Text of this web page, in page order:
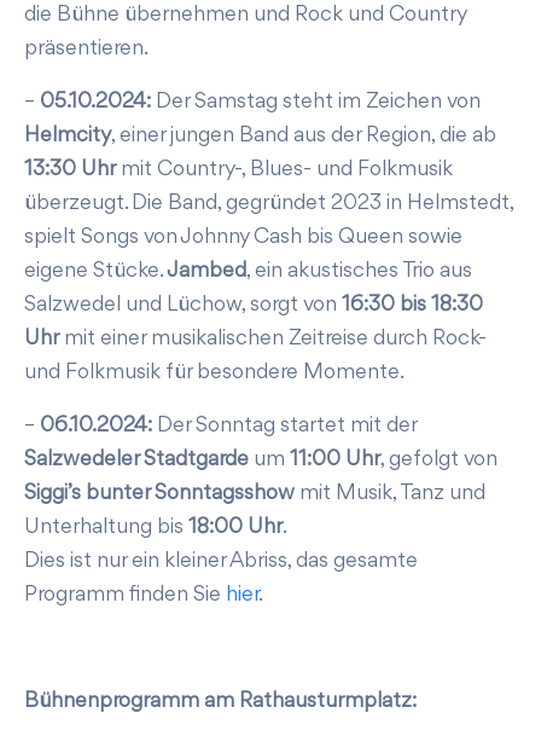
die Bühne übernehmen und Rock und Country
präsentieren.
– 05.10.2024: Der Samstag steht im Zeichen von
Helmcity, einer jungen Band aus der Region, die ab
13:30 Uhrmit Country-, Blues- und Folkmusik
überzeugt. Die Band, gegründet 2023 in Helmstedt,
spielt Songs von Johnny Cash bis Queen sowie
eigene Stücke.Jambed, ein akustisches Trio aus
Salzwedel und Lüchow, sorgt von 16:30 bis 18:30
Uhrmit einer musikalischen Zeitreise durch Rock-
und Folkmusik für besondere Momente.
– 06.10.2024: Der Sonntag startet mit der
Salzwedeler Stadtgarde um 11:00 Uhr, gefolgt von
Siggi’s bunter Sonntagsshow mit Musik, Tanz und
Unterhaltung bis 18:00 Uhr.
Dies ist nur ein kleiner Abriss, das gesamte
Programm finden Sie hier.
Bühnenprogramm am Rathausturmplatz: